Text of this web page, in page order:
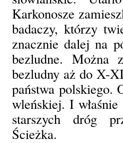
Karkonosze
badaczy, którzy
znacznie dalej na
bezludne. Można
bezludny aż do X-
państwa polskiego.
wleńskiej. I
starszych dróg
Ścieżka.